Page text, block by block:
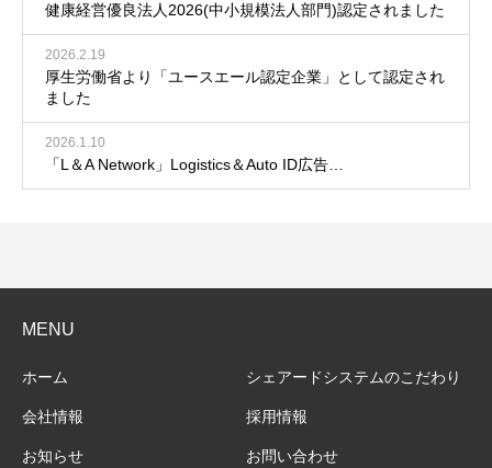
健康経営優良法人2026(中小規模法人部門)認定されました
2026.2.19
厚生労働省より「ユースエール認定企業」として認定され
ました
2026.1.10
「L＆A Network」Logistics＆Auto ID広告…
MENU
ホーム シェアードシステムのこだわり
会社情報 採用情報
お知らせ お問い合わせ